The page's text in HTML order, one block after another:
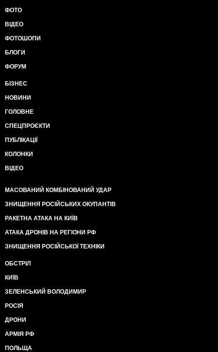
ФОТО
ВІДЕО
ФОТОШОПИ
БЛОГИ
ФОРУМ
БІЗНЕС
НОВИНИ
ГОЛОВНЕ
СПЕЦПРОЄКТИ
ПУБЛІКАЦІЇ
КОЛОНКИ
ВІДЕО
МАСОВАНИЙ КОМБІНОВАНИЙ УДАР
ЗНИЩЕННЯ РОСІЙСЬКИХ ОКУПАНТІВ
РАКЕТНА АТАКА НА КИЇВ
АТАКА ДРОНІВ НА РЕГІОНИ РФ
ЗНИЩЕННЯ РОСІЙСЬКОЇ ТЕХНІКИ
ОБСТРІЛ
КИЇВ
ЗЕЛЕНСЬКИЙ ВОЛОДИМИР
РОСІЯ
ДРОНИ
АРМІЯ РФ
ПОЛЬЩА